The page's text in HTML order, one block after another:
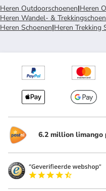
Heren Outdoorschoenen|Heren
Heren Wandel- &
Heren Schoenen|Heren Trekking
6.2 million limango